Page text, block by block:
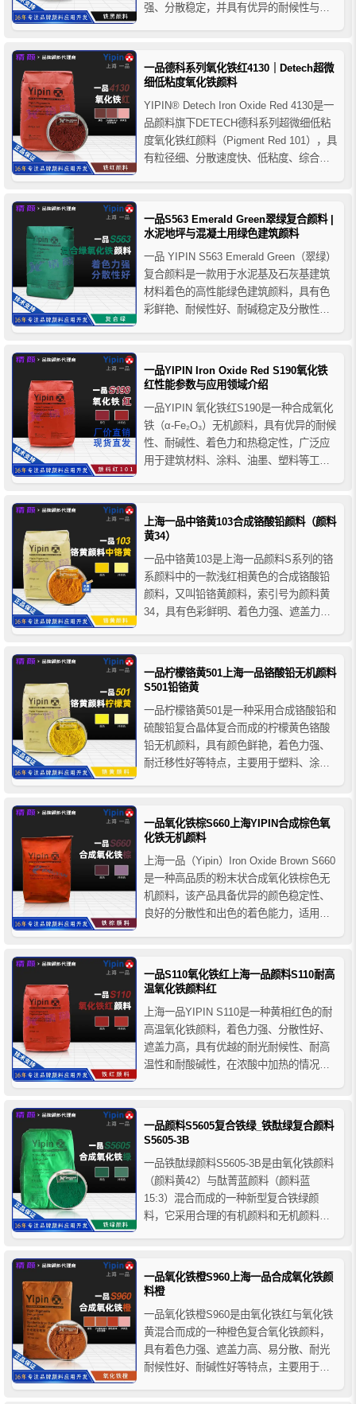
强、分散稳定，并具有优异的耐候性与耐
塑料（PVC/PE/PP）、橡胶及油墨等领
域。
一品德科系列氧化铁红4130｜Detech超微
细低粘度氧化铁颜料
YIPIN® Detech Iron Oxide Red 4130是一
品颜料旗下DETECH德科系列超微细低粘
度氧化铁红颜料（Pigment Red 101），具
有粒径细、分散速度快、低粘度、综合色
及高要求工业着色体系，适用于对分散性
能与施工流变性...
一品S563 Emerald Green翠绿复合颜料 |
水泥地坪与混凝土用绿色建筑颜料
一品 YIPIN S563 Emerald Green（翠绿）
复合颜料是一款用于水泥基及石灰基建筑
材料着色的高性能绿色建筑颜料，具有色
彩鲜艳、耐候性好、耐碱稳定及分散性优
园林景观工程等领域，可为建筑装饰系统
提供稳定自然的绿色着色效果。
一品YIPIN Iron Oxide Red S190氧化铁
红性能参数与应用领域介绍
一品YIPIN 氧化铁红S190是一种合成氧化
铁（α-Fe₂O₃）无机颜料，具有优异的耐候
性、耐碱性、着色力和热稳定性，广泛应
用于建筑材料、涂料、油墨、塑料等工业
上海一品中铬黄103合成铬酸铅颜料（颜料
黄34）
一品中铬黄103是上海一品颜料S系列的铬
系颜料中的一款浅红相黄色的合成铬酸铅
颜料，又叫铅铬黄颜料，索引号为颜料黄
34，具有色彩鲜明、着色力强、遮盖力
及广告色的制造等。
一品柠檬铬黄501上海一品铬酸铅无机颜料
S501铅铬黄
一品柠檬铬黄501是一种采用合成铬酸铅和
硫酸铅复合晶体复合而成的柠檬黄色铬酸
铅无机颜料，具有颜色鲜艳，着色力强、
耐迁移性好等特点，主要用于塑料、涂
一品氧化铁棕S660上海YIPIN合成棕色氧
化铁无机颜料
上海一品（Yipin）Iron Oxide Brown S660
是一种高品质的粉末状合成氧化铁棕色无
机颜料，该产品具备优异的颜色稳定性、
良好的分散性和出色的着色能力，适用于
一品S110氧化铁红上海一品颜料S110耐高
温氧化铁颜料红
上海一品YIPIN S110是一种黄相红色的耐
高温氧化铁颜料，着色力强、分散性好、
遮盖力高，具有优越的耐光耐候性、耐高
温性和耐酸碱性，在浓酸中加热的情况下
用于建筑材料领域的着色应用。
一品颜料S5605复合铁绿_铁酞绿复合颜料
S5605-3B
一品铁酞绿颜料S5605-3B是由氧化铁颜料
（颜料黄42）与酞菁蓝颜料（颜料蓝
15:3）混合而成的一种新型复合铁绿颜
料，它采用合理的有机颜料和无机颜料配
鲜明，价格经济、耐久性好等特性，广泛
用于塑料、橡胶、涂料、造纸、建料等行
一品氧化铁橙S960上海一品合成氧化铁颜
料橙
一品氧化铁橙S960是由氧化铁红与氧化铁
黄混合而成的一种橙色复合氧化铁颜料，
具有着色力强、遮盖力高、易分散、耐光
耐候性好、耐碱性好等特点，主要用于建